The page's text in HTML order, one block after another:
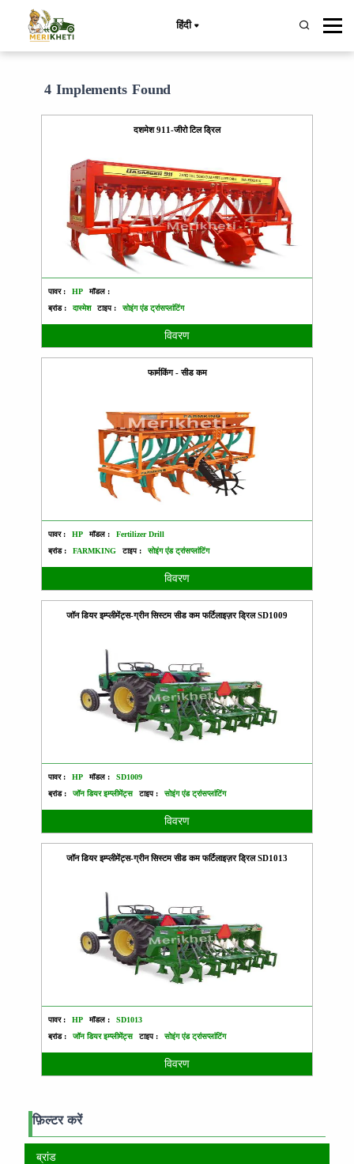
हिंदी
4 Implements Found
दशमेश 911-जीरो टिल ड्रिल
पावर : HP
मॉडल :
ब्रांड :
दास्मेश टाइप : सोइंग एंड ट्रांसप्लांटिंग
विवरण
फार्मकिंग - सीड कम
पावर : HP मॉडल :
Fertilizer Drill
ब्रांड :
FARMKING टाइप : सोइंग एंड ट्रांसप्लांटिंग
विवरण
जॉन डियर इम्प्लीमेंट्स-ग्रीन सिस्टम सीड कम फर्टिलाइज़र ड्रिल SD1009
पावर : HP मॉडल :
SD1009
ब्रांड :
जॉन डियर इम्प्लीमेंट्स टाइप : सोइंग एंड ट्रांसप्लांटिंग
विवरण
जॉन डियर इम्प्लीमेंट्स-ग्रीन सिस्टम सीड कम फर्टिलाइज़र ड्रिल SD1013
पावर : HP मॉडल :
SD1013
ब्रांड :
जॉन डियर इम्प्लीमेंट्स टाइप : सोइंग एंड ट्रांसप्लांटिंग
विवरण
फ़िल्टर करें
ब्रांड